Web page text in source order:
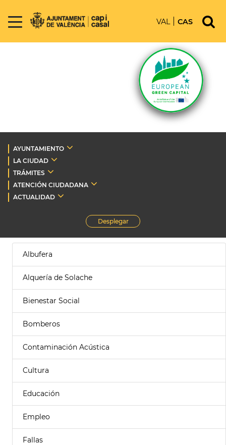
VAL CAS
AYUNTAMIENTO
LA CIUDAD
TRÁMITES
ATENCIÓN CIUDADANA
ACTUALIDAD
Desplegar
Albufera
Alquería de Solache
Bienestar Social
Bomberos
Contaminación Acústica
Cultura
Educación
Empleo
Fallas